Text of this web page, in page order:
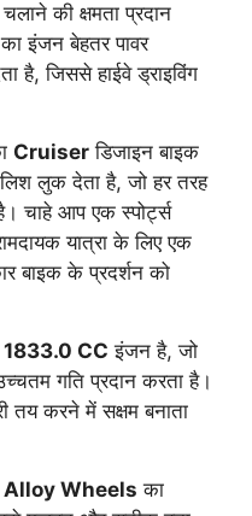
की क्षमता प्रदान
इंजन बेहतर पावर
है, जिससे हाईवे ड्राइविंग
Cruiser डिजाइन बाइक
लुक देता है, जो हर तरह
चाहे आप एक स्पोर्ट्स
यात्रा के लिए एक
बाइक के प्रदर्शन को
1833.0 CC इंजन है, जो
गति प्रदान करता है।
तय करने में सक्षम बनाता
Alloy Wheels का